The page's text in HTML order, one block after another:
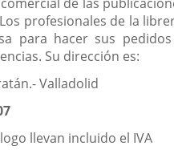
profesionales de la
para hacer sus
Su dirección es:
Valladolid
llevan incluido el IVA